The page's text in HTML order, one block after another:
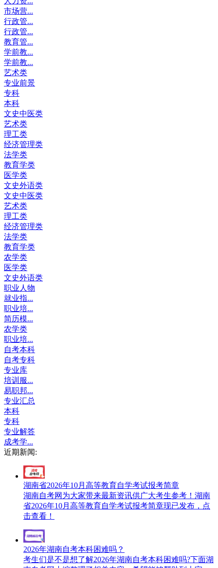
市场营...
行政管...
行政管...
教育管...
学前教...
学前教...
艺术类
专业前景
专科
本科
文史中医类
艺术类
理工类
经济管理类
法学类
教育学类
医学类
文史外语类
文史中医类
艺术类
理工类
经济管理类
法学类
教育学类
农学类
医学类
文史外语类
职业人物
就业指...
职业培...
简历模...
农学类
职业培...
自考本科
自考专科
专业库
培训服...
易职邦...
专业汇总
本科
专科
专业解答
成考学...
近期新闻:
湖南省2026年10月高等教育自学考试报考简章
湖南自考网为大家带来最新资讯供广大考生参考！湖南
省2026年10月高等教育自学考试报考简章现已发布，点
击查看！
2026年湖南自考本科困难吗？
考生们是不是想了解2026年湖南自考本科困难吗?下面湖